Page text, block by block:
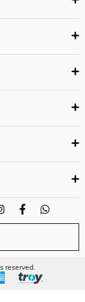
reserved.